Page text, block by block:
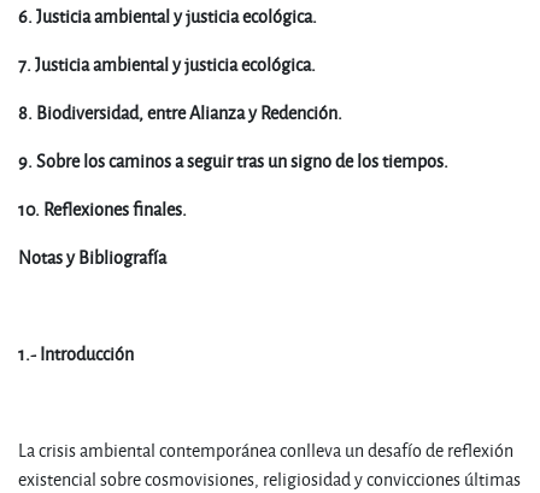
6. Justicia ambiental y justicia ecológica.
7. Justicia ambiental y justicia ecológica.
8. Biodiversidad, entre Alianza y Redención.
9. Sobre los caminos a seguir tras un signo de los tiempos.
10. Reflexiones finales.
Notas y Bibliografía
1.- Introducción
La crisis ambiental contemporánea conlleva un desafío de reflexión
existencial sobre cosmovisiones, religiosidad y convicciones últimas